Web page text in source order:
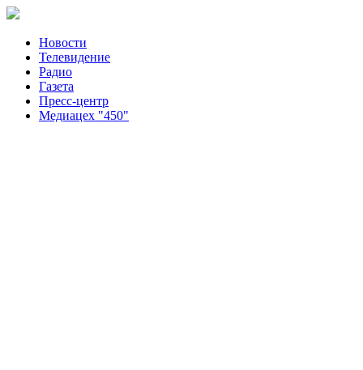
Новости
Телевидение
Радио
Газета
Пресс-центр
Медиацех "450"